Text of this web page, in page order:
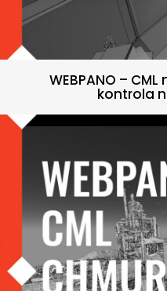
WEBPANO –
kontrola